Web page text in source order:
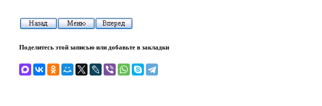
Поделитесь этой записью или добавьте в закладки